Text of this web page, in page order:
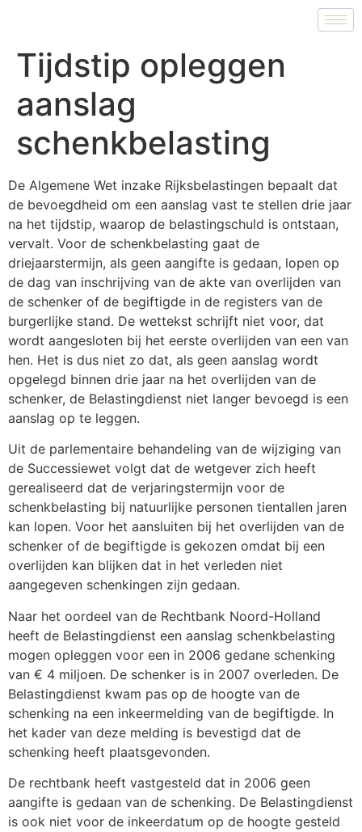
Tijdstip opleggen
aanslag
schenkbelasting
De Algemene Wet inzake Rijksbelastingen bepaalt dat
de bevoegdheid om een aanslag vast te stellen drie jaar
na het tijdstip, waarop de belastingschuld is ontstaan,
vervalt. Voor de schenkbelasting gaat de
driejaarstermijn, als geen aangifte is gedaan, lopen op
de dag van inschrijving van de akte van overlijden van
de schenker of de begiftigde in de registers van de
burgerlijke stand. De wettekst schrijft niet voor, dat
wordt aangesloten bij het eerste overlijden van een van
hen. Het is dus niet zo dat, als geen aanslag wordt
opgelegd binnen drie jaar na het overlijden van de
schenker, de Belastingdienst niet langer bevoegd is een
aanslag op te leggen.
Uit de parlementaire behandeling van de wijziging van
de Successiewet volgt dat de wetgever zich heeft
gerealiseerd dat de verjaringstermijn voor de
schenkbelasting bij natuurlijke personen tientallen jaren
kan lopen. Voor het aansluiten bij het overlijden van de
schenker of de begiftigde is gekozen omdat bij een
overlijden kan blijken dat in het verleden niet
aangegeven schenkingen zijn gedaan.
Naar het oordeel van de Rechtbank Noord-Holland
heeft de Belastingdienst een aanslag schenkbelasting
mogen opleggen voor een in 2006 gedane schenking
van € 4 miljoen. De schenker is in 2007 overleden. De
Belastingdienst kwam pas op de hoogte van de
schenking na een inkeermelding van de begiftigde. In
het kader van deze melding is bevestigd dat de
schenking heeft plaatsgevonden.
De rechtbank heeft vastgesteld dat in 2006 geen
aangifte is gedaan van de schenking. De Belastingdienst
is ook niet voor de inkeerdatum op de hoogte gesteld